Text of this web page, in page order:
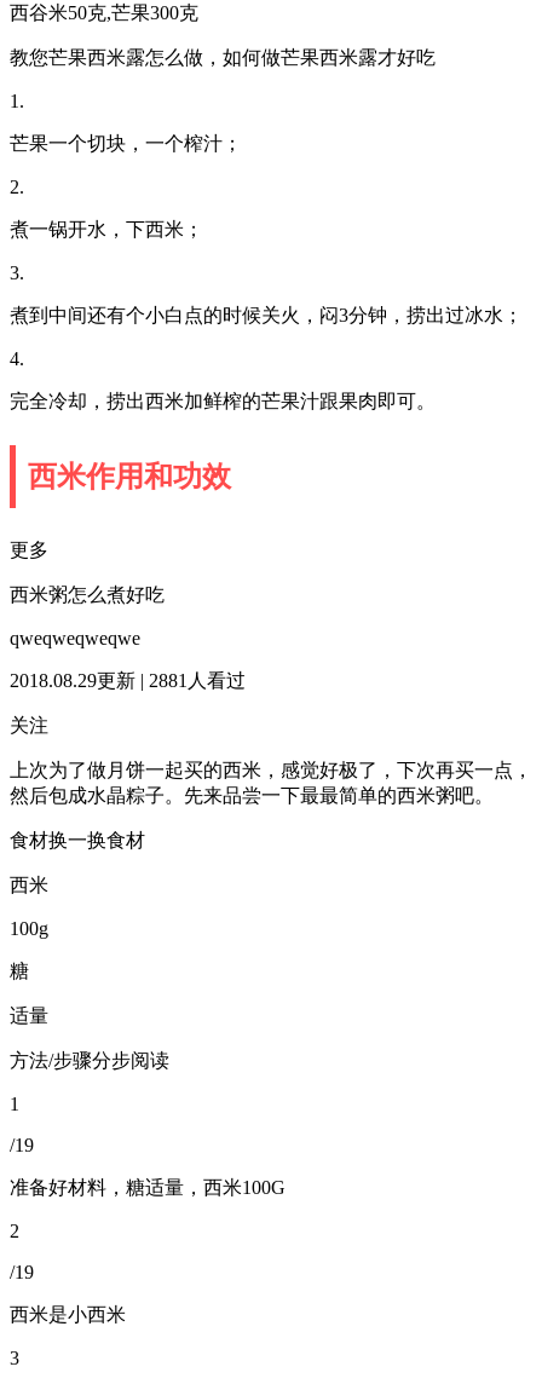
西谷米50克,芒果300克
教您芒果西米露怎么做，如何做芒果西米露才好吃
1.
芒果一个切块，一个榨汁；
2.
煮一锅开水，下西米；
3.
煮到中间还有个小白点的时候关火，闷3分钟，捞出过冰水；
4.
完全冷却，捞出西米加鲜榨的芒果汁跟果肉即可。
西米作用和功效
更多
西米粥怎么煮好吃
qweqweqweqwe
2018.08.29更新 | 2881人看过
关注
上次为了做月饼一起买的西米，感觉好极了，下次再买一点，
然后包成水晶粽子。先来品尝一下最最简单的西米粥吧。
食材换一换食材
西米
100g
糖
适量
方法/步骤分步阅读
1
/19
准备好材料，糖适量，西米100G
2
/19
西米是小西米
3